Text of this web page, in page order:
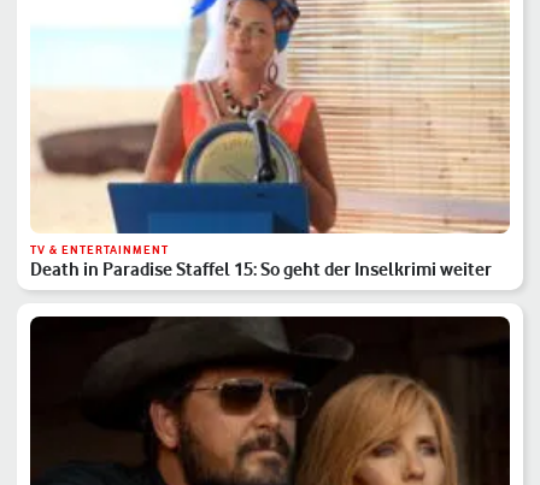
TV & ENTERTAINMENT
Death in Paradise Staffel 15: So geht der Inselkrimi weiter